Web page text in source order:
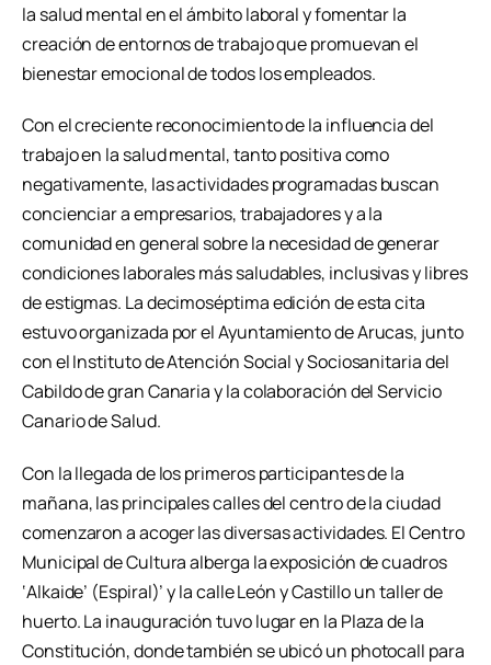
la salud mental en el ámbito laboral y fomentar la
creación de entornos de trabajo que promuevan el
bienestar emocional de todos los empleados.
Con el creciente reconocimiento de la influencia del
trabajo en la salud mental, tanto positiva como
negativamente, las actividades programadas buscan
concienciar a empresarios, trabajadores y a la
comunidad en general sobre la necesidad de generar
condiciones laborales más saludables, inclusivas y libres
de estigmas. La decimoséptima edición de esta cita
estuvo organizada por el Ayuntamiento de Arucas, junto
con el Instituto de Atención Social y Sociosanitaria del
Cabildo de gran Canaria y la colaboración del Servicio
Canario de Salud.
Con la llegada de los primeros participantes de la
mañana, las principales calles del centro de la ciudad
comenzaron a acoger las diversas actividades. El Centro
Municipal de Cultura alberga la exposición de cuadros
‘Alkaide’ (Espiral)’ y la calle León y Castillo un taller de
huerto. La inauguración tuvo lugar en la Plaza de la
Constitución, donde también se ubicó un photocall para